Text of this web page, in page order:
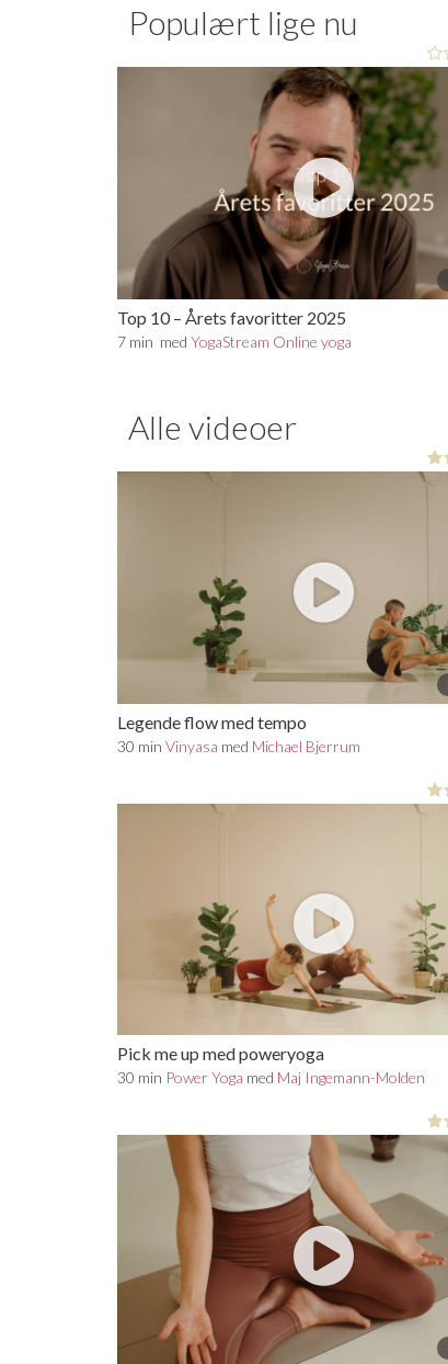
Populært lige nu
Top 10 – Årets favoritter 2025
7 min med YogaStream Online yoga
Alle videoer
Legende flow med tempo
30 min Vinyasa med Michael Bjerrum
Pick me up med poweryoga
30 min Power Yoga med Maj Ingemann-Molden